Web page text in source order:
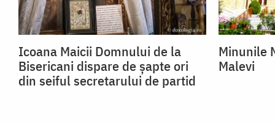
Icoana Maicii Domnului de la
Bisericani dispare de șapte ori
din seiful secretarului de partid
Minunile
Malevi